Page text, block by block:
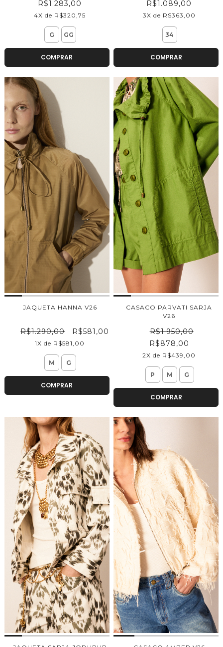
R$1.283,00
4X de R$320,75
G GG
COMPRAR
R$1.089,00
3X de R$363,00
34
COMPRAR
JAQUETA HANNA V26
R$1.290,00 R$581,00
1X de R$581,00
M G
COMPRAR
CASACO PARVATI SARJA
V26
R$1.950,00
R$878,00
2X de R$439,00
P M G
COMPRAR